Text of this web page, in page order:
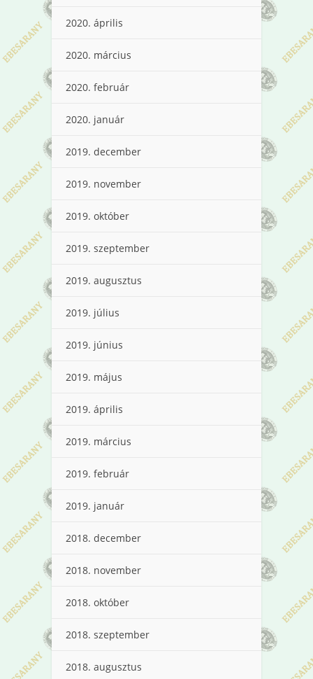
2020. április
2020. március
2020. február
2020. január
2019. december
2019. november
2019. október
2019. szeptember
2019. augusztus
2019. július
2019. június
2019. május
2019. április
2019. március
2019. február
2019. január
2018. december
2018. november
2018. október
2018. szeptember
2018. augusztus